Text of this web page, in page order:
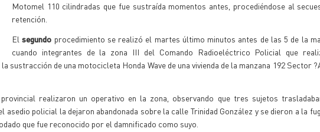
Motomel 110 cilindradas que fue sustraída momentos antes, procediéndose al
retención.
Elsegundo procedimiento se realizó el martes último minutos antes de las 5 de la
cuando integrantes de la zona III del Comando Radioeléctrico Policial que
de una motocicleta Honda Wave de una vivienda de la manzana 192 Sector
realizaron un operativo en la zona, observando que tres sujetos
policial la dejaron abandonada sobre la calle Trinidad González y se dieron a la
que fue reconocido por el damnificado como suyo.